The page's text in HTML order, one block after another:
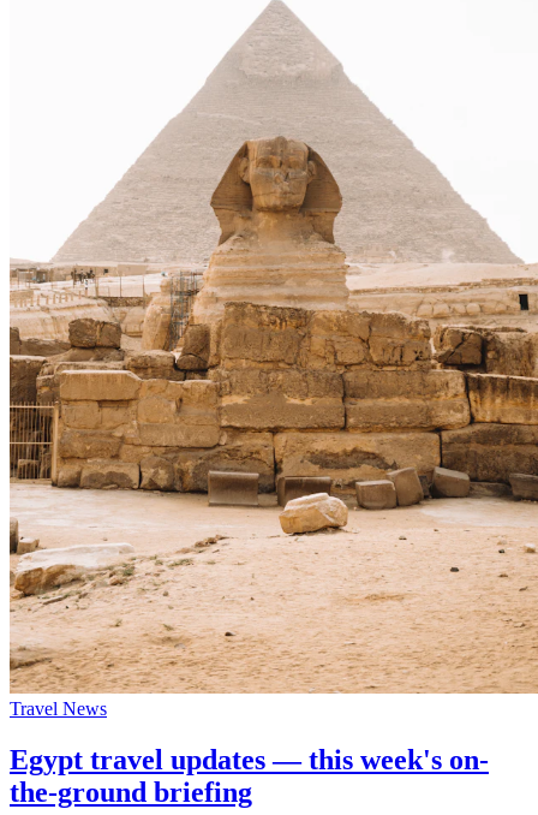
Travel News
Egypt travel updates — this week's on-
the-ground briefing